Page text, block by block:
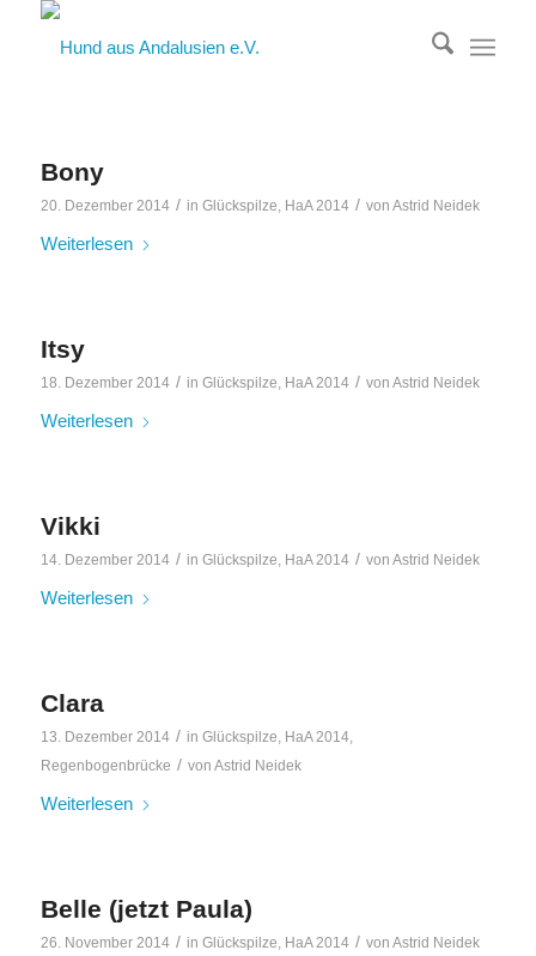
Bony
20. Dezember 2014 / in Glückspilze, HaA 2014 / von Astrid Neidek
Weiterlesen
Itsy
18. Dezember 2014 / in Glückspilze, HaA 2014 / von Astrid Neidek
Weiterlesen
Vikki
14. Dezember 2014 / in Glückspilze, HaA 2014 / von Astrid Neidek
Weiterlesen
Clara
13. Dezember 2014 / in Glückspilze, HaA 2014,
Regenbogenbrücke / von Astrid Neidek
Weiterlesen
Belle (jetzt Paula)
26. November 2014 / in Glückspilze, HaA 2014 / von Astrid Neidek